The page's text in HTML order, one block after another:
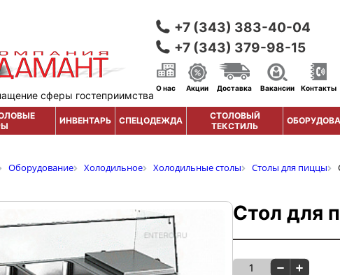
сферы гостеприимства
+7 (343) 383-40-04
+7 (343) 379-98-15
О нас Акции Доставка Вакансии Контакты
ИНВЕНТАРЬ СПЕЦОДЕЖДА
СТОЛОВЫЙ
ТЕКСТИЛЬ
Оборудование Холодильное Холодильные столы Столы для пиццы
Стол для
1